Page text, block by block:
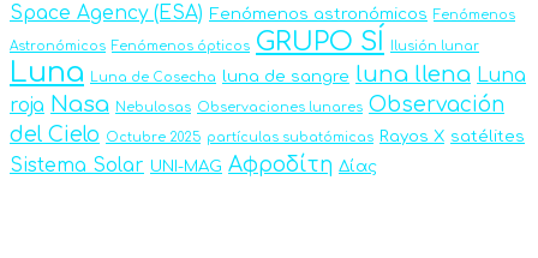
Space Agency (ESA) Fenómenos astronómicos Fenómenos
Astronómicos Fenómenos ópticos GRUPO SÍ Ilusión lunar
Luna Luna de Cosecha luna de sangre luna llena Luna
roja Nasa Nebulosas Observaciones lunares Observación
del Cielo
Octubre 2025 partículas subatómicas Rayos X satélites
Sistema Solar UNI-MAG Αφροδίτη Δίας